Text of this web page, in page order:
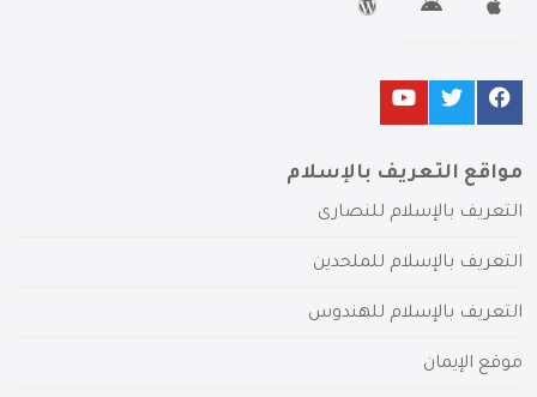
مواقع التعريف بالإسلام
التعريف بالإسلام للنصارى
التعريف بالإسلام للملحدين
التعريف بالإسلام للهندوس
موقع الإيمان